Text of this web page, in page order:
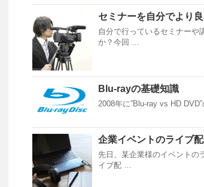
セミナーを自分でより
自分で行っているセミナーや
か？今回 …
Blu-rayの基礎知識
2008年に”Blu-ray vs HD
企業イベントのライブ
先日、某企業様のイベントの
イブ配 …